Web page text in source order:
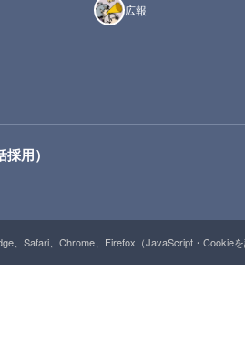
広報
用）
、Safari、Chrome、Firefox（JavaScript・Cookie